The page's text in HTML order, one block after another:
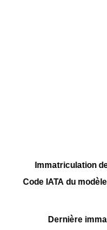
Immatriculation
Code IATA du
Dernière